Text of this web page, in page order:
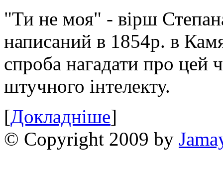
"Ти не моя" - вірш
написаний в 1854р. в
спроба нагадати про цей
штучного інтелекту.
[Докладніше]
© Copyright 2009 by